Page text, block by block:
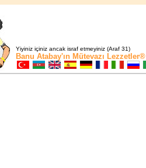
Yiyiniz içiniz ancak israf etmeyiniz (Araf 31)
Banu Atabay'ın Mütevazı Lezzetler®